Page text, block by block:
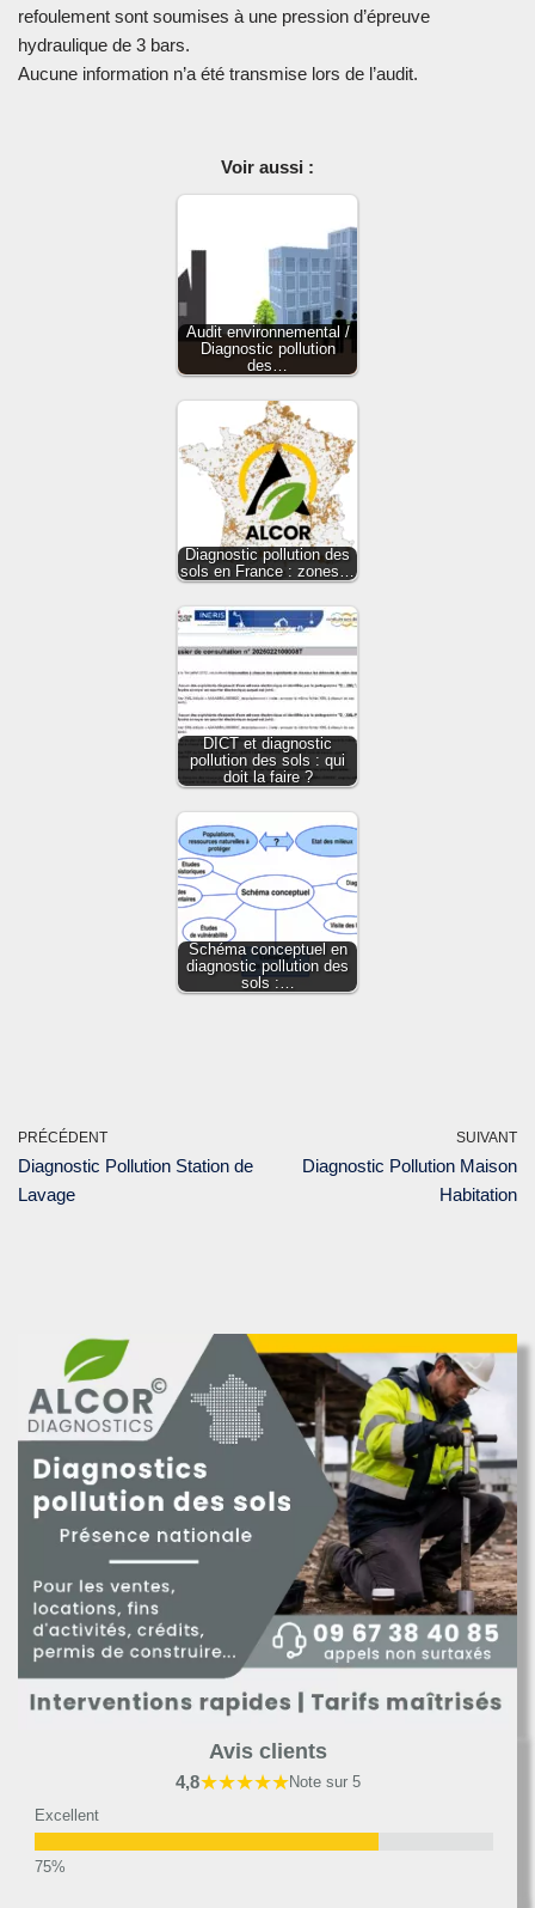
refoulement sont soumises à une pression d’épreuve
hydraulique de 3 bars.
Aucune information n’a été transmise lors de l’audit.
Voir aussi :
Audit environnemental /
Diagnostic pollution
des…
Diagnostic pollution des
sols en France : zones…
DICT et diagnostic
pollution des sols : qui
doit la faire ?
Schéma conceptuel en
diagnostic pollution des
sols :…
PRÉCÉDENT
Diagnostic Pollution Station de
Lavage
SUIVANT
Diagnostic Pollution Maison
Habitation
Avis clients
4,8★★★★★Note sur 5
Excellent